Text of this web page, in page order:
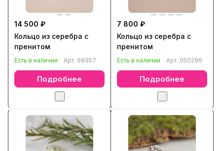
14 500 ₽
Кольцо из серебра с
пренитом
Есть в наличии Арт. 98957
Подробнее
7 800 ₽
Кольцо из серебра с
пренитом
Есть в наличии Арт. 050296
Подробнее